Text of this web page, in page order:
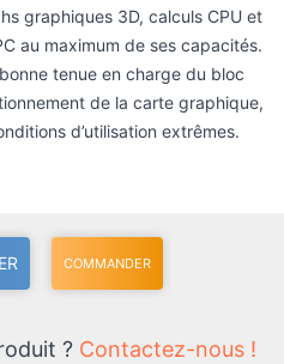
graphiques 3D, calculs CPU et
au maximum de ses capacités.
tenue en charge du bloc
de la carte graphique,
d’utilisation extrêmes.
COMMANDER
? Contactez-nous !